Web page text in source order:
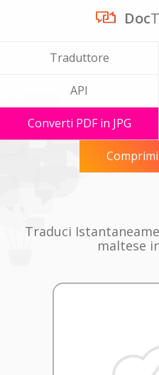
Doc
Traduttore
API
Converti PDF in JPG
Traduci
maltese